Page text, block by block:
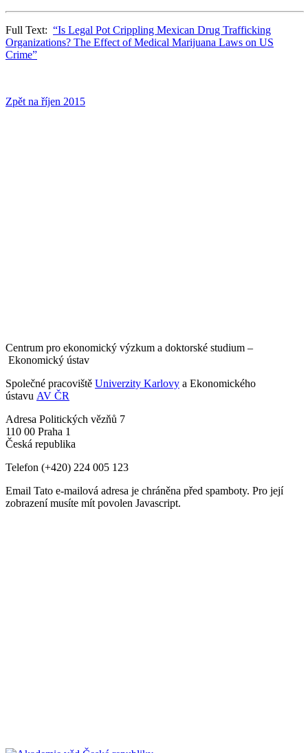
Full Text: “Is Legal Pot Crippling Mexican Drug Trafficking
Organizations? The Effect of Medical Marijuana Laws on US
Crime”
Zpět na říjen 2015
Centrum pro ekonomický výzkum a doktorské studium –
Ekonomický ústav
Společné pracoviště Univerzity Karlovy a Ekonomického
ústavu AV ČR
Adresa Politických vězňů 7
110 00 Praha 1
Česká republika
Telefon (+420) 224 005 123
Email Tato e-mailová adresa je chráněna před spamboty. Pro její
zobrazení musíte mít povolen Javascript.